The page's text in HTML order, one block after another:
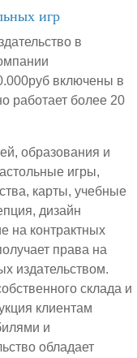
игр
в
включены в
работает более 20
образования и
игры,
карты, учебные
дизайн
на контрактных
права на
издательством.
склада и
клиентам
и
обладает